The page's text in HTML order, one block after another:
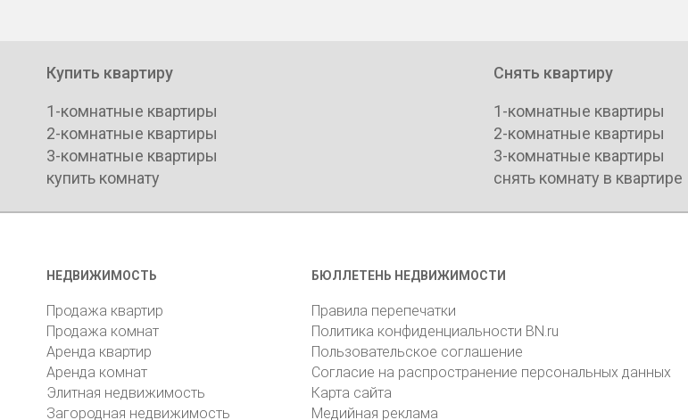
Купить квартиру
1-комнатные квартиры
2-комнатные квартиры
3-комнатные квартиры
купить комнату
Снять квартиру
1-комнатные квартиры
2-комнатные квартиры
3-комнатные квартиры
снять комнату в квартире
НЕДВИЖИМОСТЬ
Продажа квартир
Продажа комнат
Аренда квартир
Аренда комнат
Элитная недвижимость
Загородная недвижимость
БЮЛЛЕТЕНЬ НЕДВИЖИМОСТИ
Правила перепечатки
Политика конфиденциальности BN.ru
Пользовательское соглашение
Согласие на распространение персональных данных
Карта сайта
Медийная реклама